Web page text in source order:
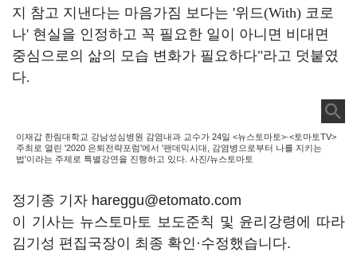
지 참고 지낸다는 마음가짐 보다는 '위드(With) 코로
나' 현실을 인정하고 꼭 필요한 일이 아니면 비대면
중심으로의 삶의 모습 변화가 필요하다"라고 덧붙였
다.
이재갑 한림대학교 강남성심병원 감염내과 교수가 24일 <뉴스토마토>·<토마토TV>
주최로 열린 '2020 은퇴전략포럼'에서 '팬데믹시대, 감염병으로부터 나를 지키는
법'이라는 주제로 특별강연을 진행하고 있다. 사진/뉴스토마토
정기종 기자 hareggu@etomato.com
이 기사는 뉴스토마토 보도준칙 및 윤리강령에 따라
김기성 편집국장이 최종 확인·수정했습니다.